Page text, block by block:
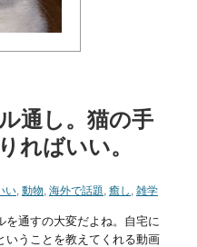
通し。猫の手
ればいい。
い, 動物, 海外で話題, 癒し , 雑学
を通すの大変だよね。自宅に
いうことを教えてくれる動画